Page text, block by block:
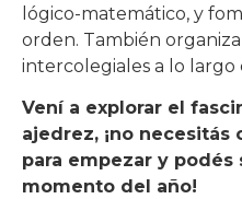
lógico-matemático, y
orden. También
intercolegiales a lo largo
Vení a explorar el
ajedrez, ¡no
para empezar y
momento del año!